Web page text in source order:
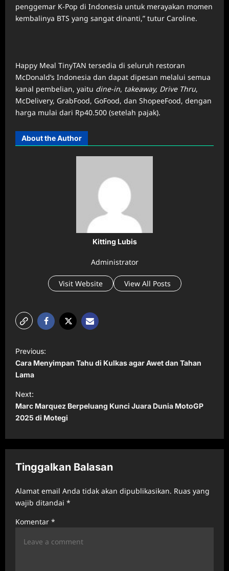
penggemar K-Pop di Indonesia untuk merayakan momen
kembalinya BTS yang sangat dinanti,” tutur Caroline.
Happy Meal TinyTAN tersedia di seluruh restoran
McDonald’s Indonesia dan dapat dipesan melalui semua
kanal pembelian, yaitu dine-in, takeaway, Drive Thru,
McDelivery, GrabFood, GoFood, dan ShopeeFood, dengan
harga mulai dari Rp40.500 (setelah pajak).
About the Author
Kitting Lubis
Administrator
Visit Website View All Posts
P
o
s
t
n
a
v
g
a
t
i
Previous:
Cara Menyimpan Tahu di Kulkas agar Awet dan Tahan
Lama
Next:
Marc Marquez Berpeluang Kunci Juara Dunia MotoGP
2025 di Motegi
Tinggalkan Balasan
Alamat email Anda tidak akan dipublikasikan. Ruas yang
wajib ditandai *
Komentar *